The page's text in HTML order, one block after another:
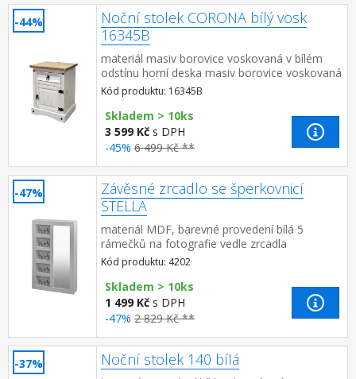
-44%
Noční stolek CORONA bílý vosk
16345B
materiál masiv borovice voskovaná v bílém
odstínu horní deska masiv borovice voskovaná
v medovém odstínu 1 zásuvka, 1
dvířka, hloubka zásuvky 30 ...
Kód produktu: 16345B
Skladem > 10ks
3 599 Kč s DPH
-45% 6 499 Kč **
-47%
Závěsné zrcadlo se šperkovnicí
STELLA
materiál MDF, barevné provedení bílá 5
rámečků na fotografie vedle zrcadla
Kód produktu: 4202
Skladem > 10ks
1 499 Kč s DPH
-47% 2 829 Kč **
-37% Noční stolek 140 bílá